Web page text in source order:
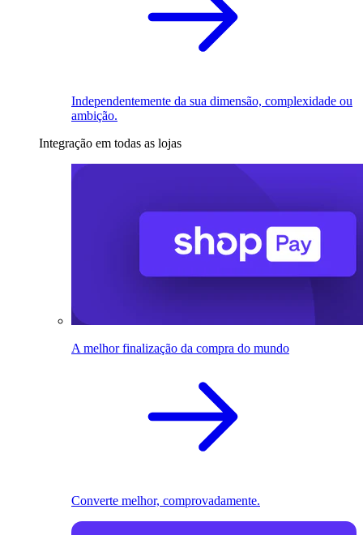
Independentemente da sua dimensão, complexidade ou
ambição.
Integração em todas as lojas
A melhor finalização da compra do mundo
Converte melhor, comprovadamente.